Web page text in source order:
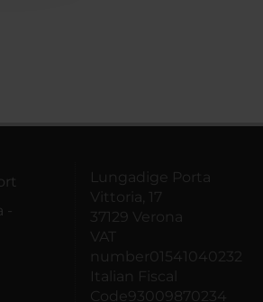
-
Lungadige Porta
Vittoria, 17
37129 Verona
VAT
number01541040232
Italian Fiscal
Code93009870234